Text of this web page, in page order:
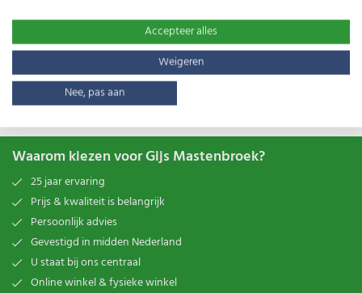
Specificaties
Type:
Raster kabelset
Gewicht:
0.09kg
Waarom kiezen voor Gijs Mastenbroek?
25 jaar ervaring
Prijs & kwaliteit is belangrijk
Persoonlijk advies
Gevestigd in midden Nederland
U staat bij ons centraal
Online winkel & fysieke winkel
Accepteer alles
Weigeren
Nee, pas aan